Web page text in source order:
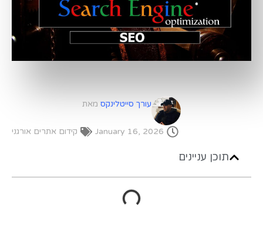
עורך סייטלינקס מאת
January 16, 2026 קידום אתרים אורגני
תוכן עניינים